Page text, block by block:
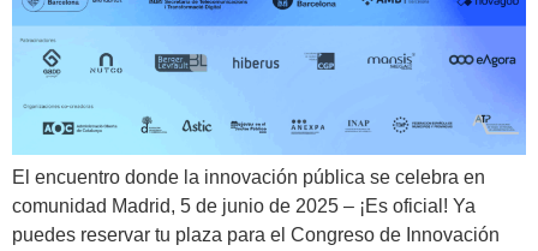
El encuentro donde la innovación pública se celebra en
comunidad Madrid, 5 de junio de 2025 – ¡Es oficial! Ya
puedes reservar tu plaza para el Congreso de Innovación